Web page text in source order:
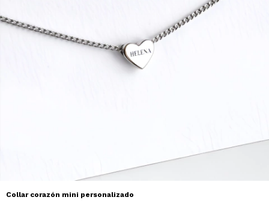
Collar corazón mini personalizado